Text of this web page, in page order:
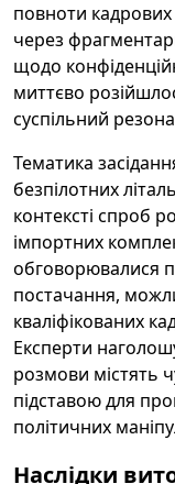
повноти
через
щодо
миттєво
суспільний
Тематика
безпілотних
контексті спроб
імпортних
обговорювалися
постачання,
кваліфікованих
Експерти
розмови містять
підставою для
політичних
Наслідки